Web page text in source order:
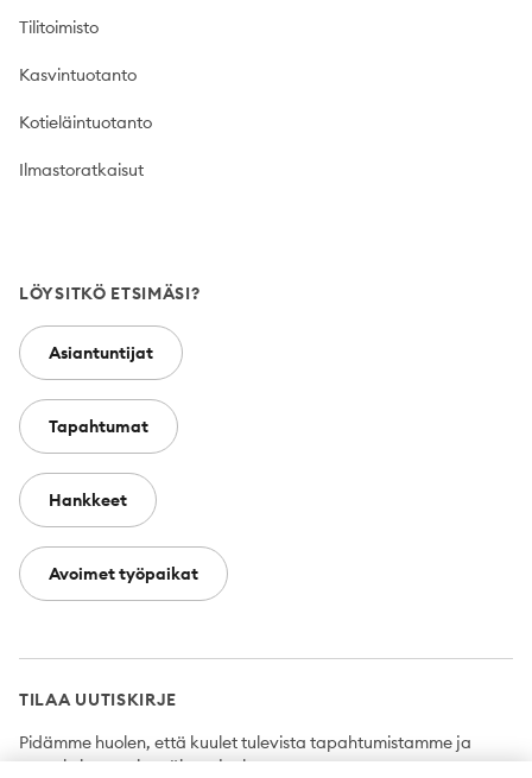
Tilitoimisto
Kasvintuotanto
Kotieläintuotanto
Ilmastoratkaisut
LÖYSITKÖ ETSIMÄSI?
Asiantuntijat
Tapahtumat
Hankkeet
Avoimet työpaikat
TILAA UUTISKIRJE
Pidämme huolen, että kuulet tulevista tapahtumistamme ja
uutuuksista ensimmäisten joukossa.